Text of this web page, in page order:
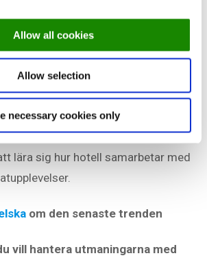
Allow all cookies
Allow selection
necessary cookies only
eftersom hotell
med toppkockar och
att läsa?
intresse för hotellmåltider är det ett
lära sig hur hotell samarbetar med
om den senaste trenden
vill hantera utmaningarna med